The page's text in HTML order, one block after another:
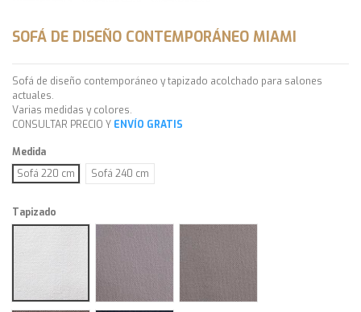
SOFÁ DE DISEÑO CONTEMPORÁNEO MIAMI
Sofá de diseño contemporáneo y tapizado acolchado para salones
actuales.
Varias medidas y colores.
CONSULTAR PRECIO Y ENVÍO GRATIS
Medida
Sofá 220 cm
Sofá 240 cm
Tapizado
Tassos blanco